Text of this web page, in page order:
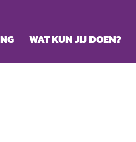
WAT KUN JIJ DOEN?